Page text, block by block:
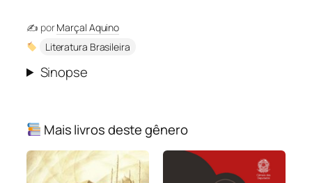
✍️ porMarçal Aquino
Literatura Brasileira
Sinopse
Mais livros deste gênero